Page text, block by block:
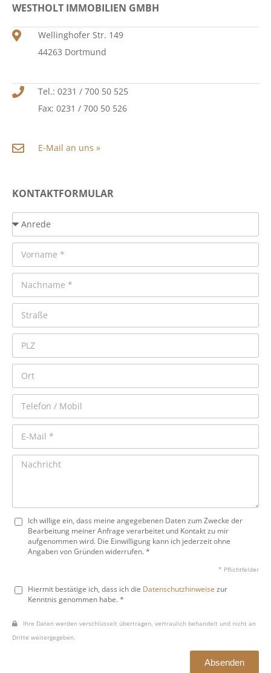
WESTHOLT IMMOBILIEN GMBH
Wellinghofer Str. 149
44263 Dortmund
Tel.: 0231 / 700 50 525
Fax: 0231 / 700 50 526
E-Mail an uns »
KONTAKTFORMULAR
Ich willige ein, dass meine angegebenen Daten zum Zwecke der
Bearbeitung meiner Anfrage verarbeitet und Kontakt zu mir
aufgenommen wird. Die Einwilligung kann ich jederzeit ohne
Angaben von Gründen widerrufen. *
* Pflichtfelder
Hiermit bestätige ich, dass ich die Datenschutzhinweise zur
Kenntnis genommen habe. *
Ihre Daten werden verschlüsselt übertragen, vertraulich behandelt und nicht an
Dritte weitergegeben.
Absenden